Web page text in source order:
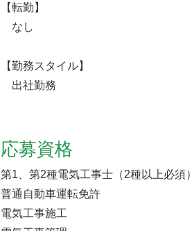
【転勤】
なし
【勤務スタイル】
出社勤務
応募資格
第1、第2種電気工事士（2種以上必須）
普通自動車運転免許
電気工事施工